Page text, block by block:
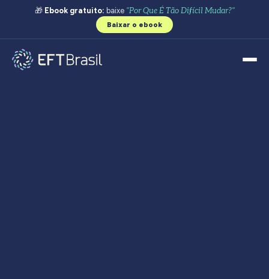
🎁 Ebook gratuito: baixe "Por Que É Tão Difícil Mudar?"
Baixar o ebook